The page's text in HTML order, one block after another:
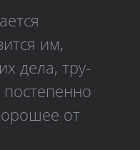
им,
дела, тру­
от